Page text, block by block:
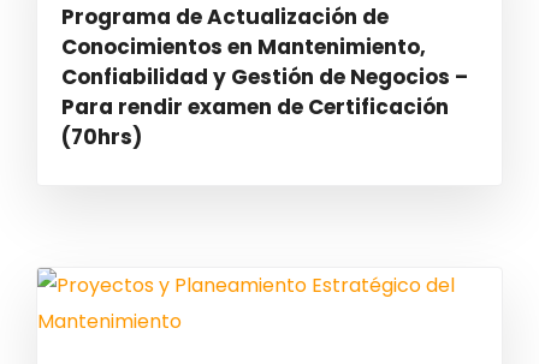
Programa de Actualización de
Conocimientos en Mantenimiento,
Confiabilidad y Gestión de Negocios –
Para rendir examen de Certificación
(70hrs)